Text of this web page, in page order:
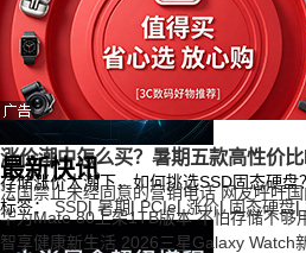
涨价潮中怎么买？暑期五款高性价
存储涨价大潮下，如何挑选SSD固态硬
标签： SSD| 暑期| PCIe|涨价| 固态硬盘|
最新快讯
法国禁止未经同意的营销电话 网友呼吁
华为Mate 80上架1TB版本 不怕存储不够
智享健康新生活 2026三星Galaxy Watch